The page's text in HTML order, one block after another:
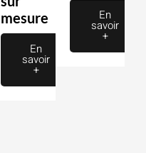
mesure
En
savoir
+
En
savoir
+